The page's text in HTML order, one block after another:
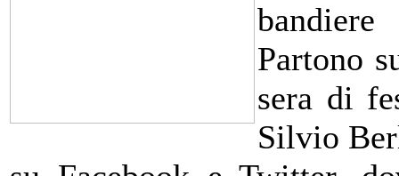
Partono
sera di
Silvio